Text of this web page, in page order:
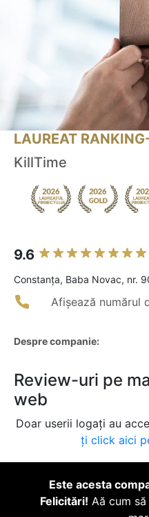
LAUREAT
KillTime
9.6
Constanţa, Baba Novac, nr.
Afișează numărul
Despre companie:
Review-uri pe
web
Doar userii logați au
ți click aici
Este acesta
Felicitări! Aă cum